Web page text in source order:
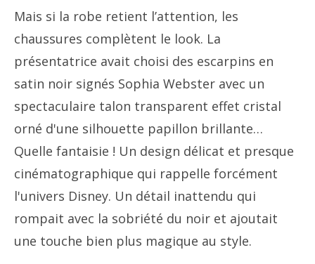
Mais si la robe retient l’attention, les
chaussures complètent le look. La
présentatrice avait choisi des escarpins en
satin noir signés Sophia Webster avec un
spectaculaire talon transparent effet cristal
orné d'une silhouette papillon brillante…
Quelle fantaisie ! Un design délicat et presque
cinématographique qui rappelle forcément
l'univers Disney. Un détail inattendu qui
rompait avec la sobriété du noir et ajoutait
une touche bien plus magique au style.